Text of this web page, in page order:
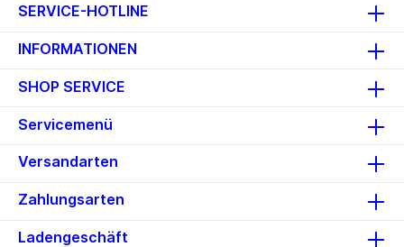
SERVICE-HOTLINE
INFORMATIONEN
SHOP SERVICE
Servicemenü
Versandarten
Zahlungsarten
Ladengeschäft